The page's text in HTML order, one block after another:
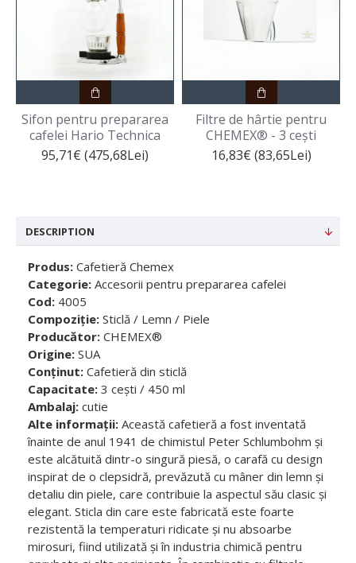
Sifon pentru prepararea
cafelei Hario Technica
95,71€ (475,68Lei)
Filtre de hârtie pentru
CHEMEX® - 3 cești
16,83€ (83,65Lei)
DESCRIPTION
Produs: Cafetieră Chemex
Categorie: Accesorii pentru prepararea cafelei
Cod: 4005
Compoziție: Sticlă / Lemn / Piele
Producător: CHEMEX®
Origine: SUA
Conținut: Cafetieră din sticlă
Capacitate: 3 cești / 450 ml
Ambalaj: cutie
Alte informații: Această cafetieră a fost inventată
înainte de anul 1941 de chimistul Peter Schlumbohm și
este alcătuită dintr-o singură piesă, o carafă cu design
inspirat de o clepsidră, prevăzută cu mâner din lemn și
detaliu din piele, care contribuie la aspectul său clasic și
elegant. Sticla din care este fabricată este foarte
rezistentă la temperaturi ridicate și nu absoarbe
mirosuri, fiind utilizată și în industria chimică pentru